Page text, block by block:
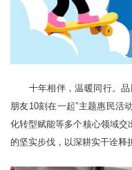
十年相伴，温暖同行。品
朋友10刻在一起”主题惠民活
化转型赋能等多个核心领域
的坚实步伐，以深耕实干诠释